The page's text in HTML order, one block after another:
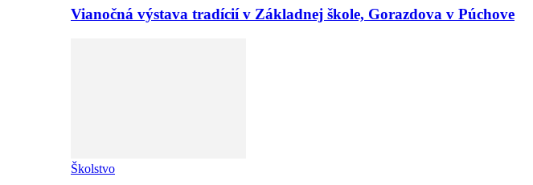
Vianočná výstava tradícií v Základnej škole, Gorazdova v Púchove
Školstvo